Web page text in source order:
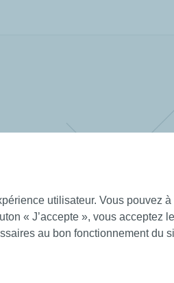
Conditions Générales d’Utilisation Création
utilisateur. Vous pouvez
« J’accepte », vous acceptez
au bon fonctionnement du